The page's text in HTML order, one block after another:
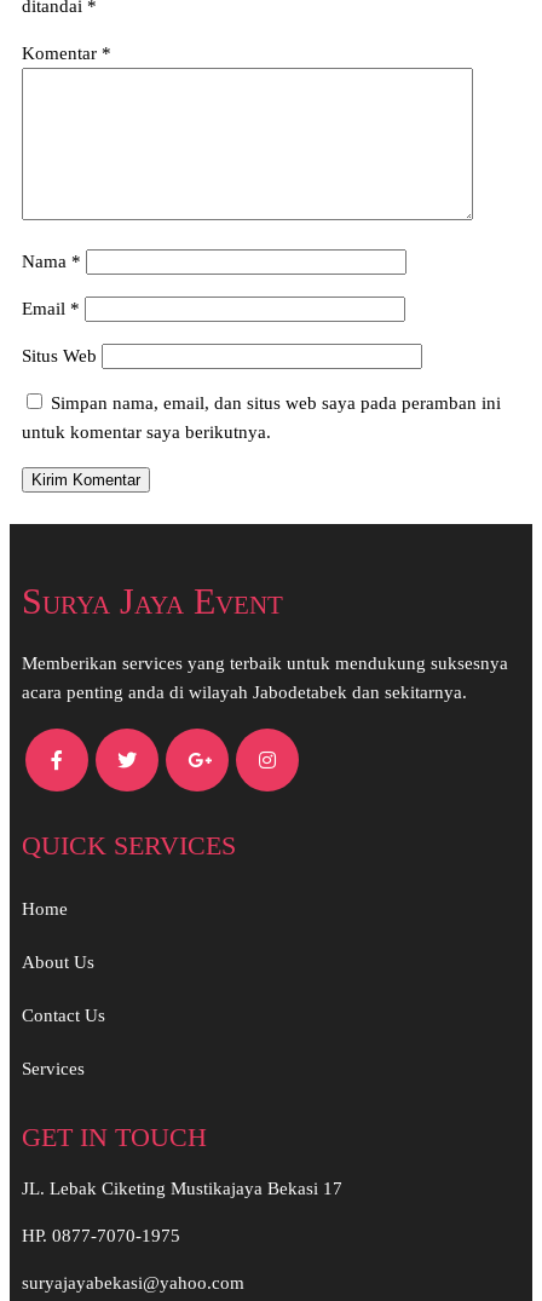
ditandai *
Komentar *
Nama *
Email *
Situs Web
Simpan nama, email, dan situs web saya pada peramban ini
untuk komentar saya berikutnya.
Surya Jaya Event
Memberikan services yang terbaik untuk mendukung suksesnya
acara penting anda di wilayah Jabodetabek dan sekitarnya.
QUICK SERVICES
Home
About Us
Contact Us
Services
GET IN TOUCH
JL. Lebak Ciketing Mustikajaya Bekasi 17
HP. 0877-7070-1975
suryajayabekasi@yahoo.com